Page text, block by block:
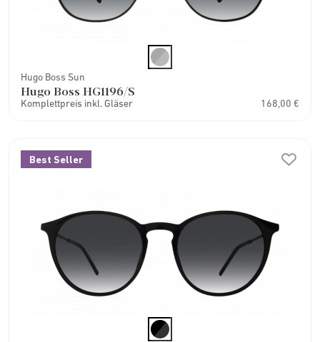
Hugo Boss Sun
Hugo Boss HG1196/S
Komplettpreis inkl. Gläser 168,00 €
Best Seller